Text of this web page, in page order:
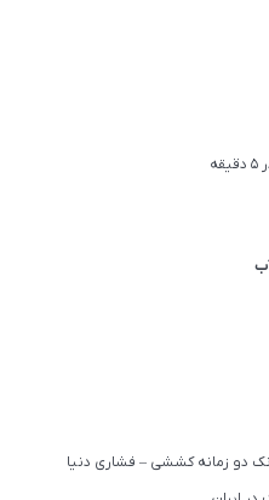
دو زمانه کششی – فشاری دنیا